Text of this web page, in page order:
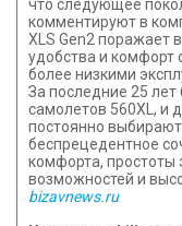
что следующее
комментируют в
XLS Gen2 поражает
удобства и комфорт
более низкими
За последние 25
самолетов 560XL, и
постоянно
беспрецедентное
комфорта, простоты
возможностей и
bizavnews.ru